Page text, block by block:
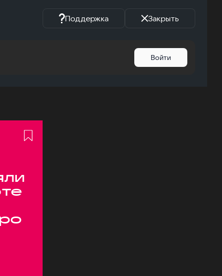
Поддержка Закрыть
Войти